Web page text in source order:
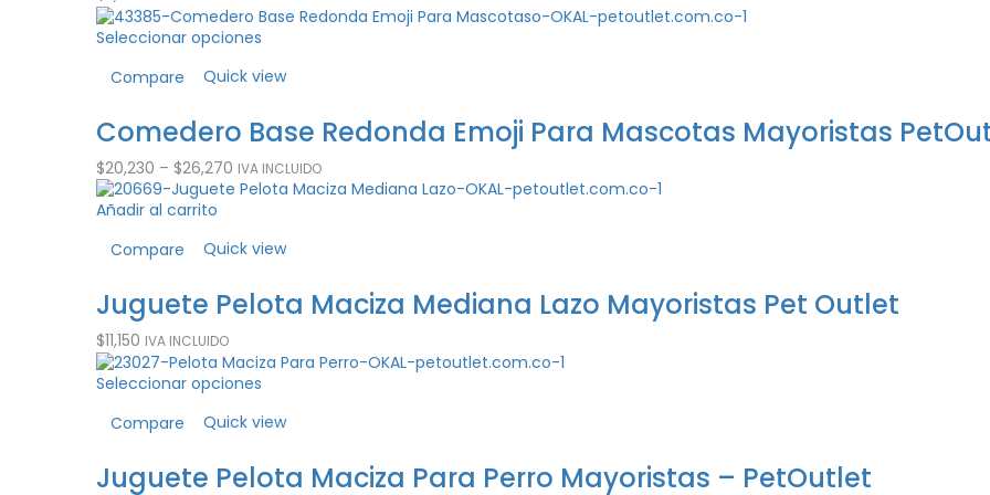
Seleccionar opciones
Compare
Quick view
Comedero Base Redonda Emoji Para Mascotas Mayoristas
$20,230 – $26,270 IVA INCLUIDO
Añadir al carrito
Compare
Quick view
Juguete Pelota Maciza Mediana Lazo Mayoristas Pet Outlet
$11,150 IVA INCLUIDO
Seleccionar opciones
Compare
Quick view
Juguete Pelota Maciza Para Perro Mayoristas – PetOutlet